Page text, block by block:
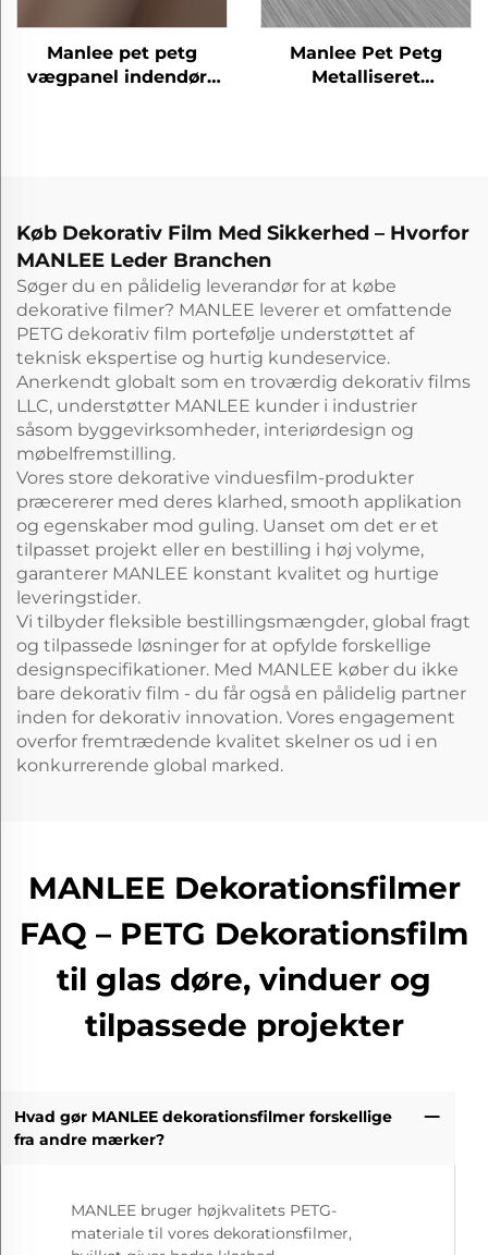
Manlee pet petg
vægpanel indendørs
Manlee Pet Petg
Metalliseret
Køb Dekorativ Film Med Sikkerhed – Hvorfor
MANLEE Leder Branchen
Søger du en pålidelig leverandør for at købe
dekorative filmer? MANLEE leverer et omfattende
PETG dekorativ film portefølje understøttet af
teknisk ekspertise og hurtig kundeservice.
Anerkendt globalt som en troværdig dekorativ films
LLC, understøtter MANLEE kunder i industrier
såsom byggevirksomheder, interiørdesign og
møbelfremstilling.
Vores store dekorative vinduesfilm-produkter
præcererer med deres klarhed, smooth applikation
og egenskaber mod guling. Uanset om det er et
tilpasset projekt eller en bestilling i høj volyme,
garanterer MANLEE konstant kvalitet og hurtige
leveringstider.
Vi tilbyder fleksible bestillingsmængder, global fragt
og tilpassede løsninger for at opfylde forskellige
designspecifikationer. Med MANLEE køber du ikke
bare dekorativ film - du får også en pålidelig partner
inden for dekorativ innovation. Vores engagement
overfor fremtrædende kvalitet skelner os ud i en
konkurrerende global marked.
MANLEE Dekorationsfilmer
FAQ – PETG Dekorationsfilm
til glas døre, vinduer og
tilpassede projekter
Hvad gør MANLEE dekorationsfilmer forskellige
fra andre mærker?
MANLEE bruger højkvalitets PETG-
materiale til vores dekorationsfilmer,